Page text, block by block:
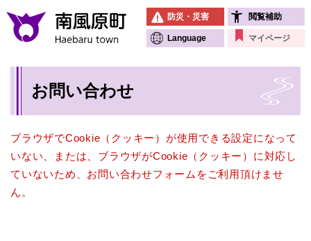
メニューを飛ばして本文へ
防災・災害 閲覧補助
Language マイページ
お問い合わせ
ブラウザでCookie（クッキー）が使用できる設定になって
いない、または、ブラウザがCookie（クッキー）に対応し
ていないため、お問い合わせフォームをご利用頂けませ
ん。